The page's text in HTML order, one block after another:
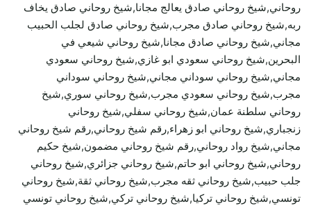
روحاني,شيخ روحاني صادق يعالج مجانا,شيخ روحاني صادق يخاف
ربه,شيخ روحاني صادق مجرب,شيخ روحاني صادق لجلب الحبيب
مجاني,شيخ روحاني صادق مجانا,شيخ روحاني شيعي في
البحرين,شيخ روحاني سعودي ابو غازي,شيخ روحاني سعودي
مجاني,شيخ روحاني سوداني مجاني,شيخ روحاني سوداني
مجرب,شيخ روحاني سعودي مجرب,شيخ روحاني سوري,شيخ
روحاني سلطنة عمان,شيخ روحاني سفلي,شيخ روحاني
زنجباري,شيخ روحاني ابو زهراء,رقم شيخ روحاني,رقم شيخ روحاني
مجاني,شيخ رواد روحاني,رقم شيخ روحاني مضمون,شيخ حكيم
روحاني,شيخ روحاني ابو حاتم,شيخ روحاني جزائري,شيخ روحاني
جلب حبيب,شيخ روحاني ثقه مجرب,شيخ روحاني ثقة,شيخ روحاني
تونسي,شيخ روحاني تركيا,شيخ روحاني تركي,شيخ روحاني تونسي